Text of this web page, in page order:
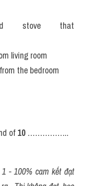
stove that
living room
the bedroom
of 10 ……………..
- 100% cam kết đạt